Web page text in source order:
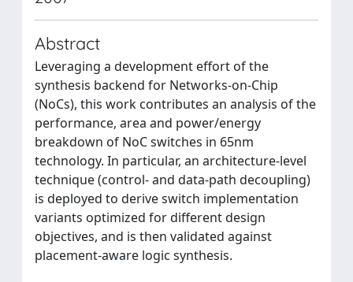
Abstract
Leveraging a development effort of the
synthesis backend for Networks-on-Chip
(NoCs), this work contributes an analysis of the
performance, area and power/energy
breakdown of NoC switches in 65nm
technology. In particular, an architecture-level
technique (control- and data-path decoupling)
is deployed to derive switch implementation
variants optimized for different design
objectives, and is then validated against
placement-aware logic synthesis.